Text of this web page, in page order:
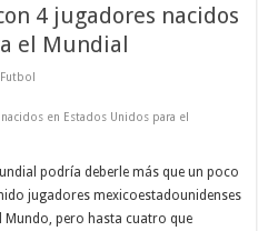
4 jugadores nacidos
el Mundial
Futbol
en Estados Unidos para el
podría deberle más que un poco
jugadores mexicoestadounidenses
Mundo, pero hasta cuatro que